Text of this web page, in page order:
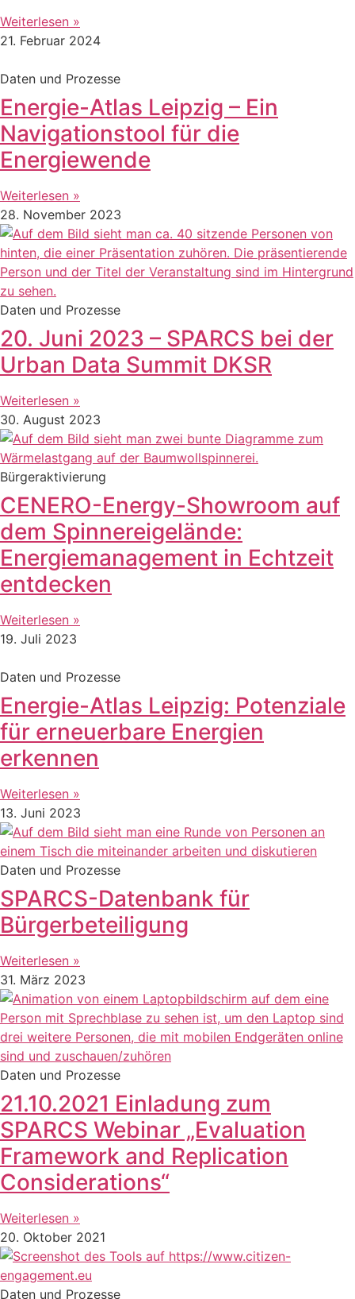
Weiterlesen »
21. Februar 2024
Daten und Prozesse
Energie-Atlas Leipzig – Ein
Navigationstool für die
Energiewende
Weiterlesen »
28. November 2023
Daten und Prozesse
20. Juni 2023 – SPARCS bei der
Urban Data Summit DKSR
Weiterlesen »
30. August 2023
Bürgeraktivierung
CENERO-Energy-Showroom auf
dem Spinnereigelände:
Energiemanagement in Echtzeit
entdecken
Weiterlesen »
19. Juli 2023
Daten und Prozesse
Energie-Atlas Leipzig: Potenziale
für erneuerbare Energien
erkennen
Weiterlesen »
13. Juni 2023
Daten und Prozesse
SPARCS-Datenbank für
Bürgerbeteiligung
Weiterlesen »
31. März 2023
Daten und Prozesse
21.10.2021 Einladung zum
SPARCS Webinar „Evaluation
Framework and Replication
Considerations“
Weiterlesen »
20. Oktober 2021
Daten und Prozesse